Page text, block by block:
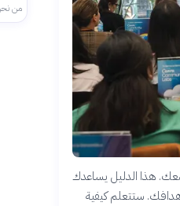
هذا الدليل يساعدك
ستتعلم كيفية
من